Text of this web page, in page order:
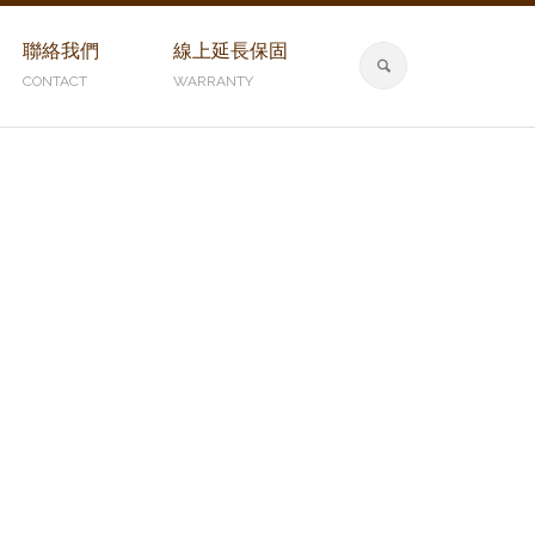
聯絡我們
CONTACT
線上延長保固
WARRANTY